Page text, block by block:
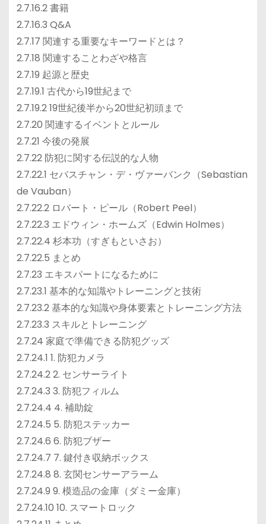
2.7.16.2 書籍
2.7.16.3 Q&A
2.7.17 関連する重要なキーワードとは？
2.7.18 関連することわざや格言
2.7.19 起源と歴史
2.7.19.1 古代から19世紀まで
2.7.19.2 19世紀後半から20世紀初頭まで
2.7.20 関連するイベントとルール
2.7.21 今後の発展
2.7.22 防犯に関する伝説的な人物
2.7.22.1 セバスチャン・デ・ヴァーバンク（Sebastian
de Vauban）
2.7.22.2 ロバート・ピール（Robert Peel）
2.7.22.3 エドウィン・ホームズ（Edwin Holmes）
2.7.22.4 杉本功（すぎもといさお）
2.7.22.5 まとめ
2.7.23 エキスパートになるために
2.7.23.1 基本的な知識やトレーニングと技術
2.7.23.2 基本的な知識や身体要素とトレーニング方法
2.7.23.3 スキルとトレーニング
2.7.24 家庭で準備できる防犯グッズ
2.7.24.1 1. 防犯カメラ
2.7.24.2 2. センサーライト
2.7.24.3 3. 防犯フィルム
2.7.24.4 4. 補助錠
2.7.24.5 5. 防犯ステッカー
2.7.24.6 6. 防犯ブザー
2.7.24.7 7. 鍵付き収納ボックス
2.7.24.8 8. 玄関センサーアラーム
2.7.24.9 9. 模造品の金庫（ダミー金庫）
2.7.24.10 10. スマートロック